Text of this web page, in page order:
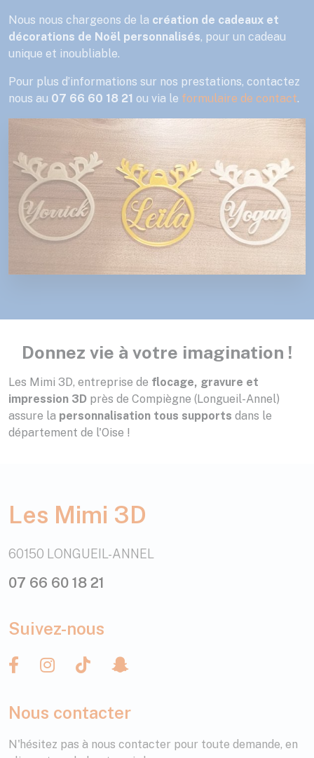
Nous nous chargeons de la création de cadeaux et
décorations de Noël personnalisés, pour un cadeau
unique et inoubliable.
Pour plus d’informations sur nos prestations, contactez
nous au 07 66 60 18 21 ou via le formulaire de contact.
Donnez vie à votre imagination !
Les Mimi 3D, entreprise de flocage, gravure et
impression 3D près de Compiègne (Longueil-Annel)
assure la personnalisation tous supports dans le
département de l'Oise !
Les Mimi 3D
60150 LONGUEIL-ANNEL
07 66 60 18 21
Suivez-nous
Nous contacter
N'hésitez pas à nous contacter pour toute demande, en